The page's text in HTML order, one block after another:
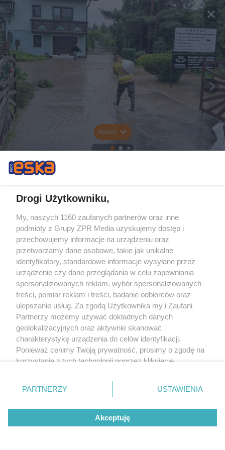
Rozwiń
Drogi Użytkowniku,
My, naszych 1160 zaufanych partnerów oraz inne
podmioty z Grupy ZPR Media uzyskujemy dostęp i
przechowujemy informacje na urządzeniu oraz
przetwarzamy dane osobowe, takie jak unikalne
identyfikatory, standardowe informacje wysyłane przez
urządzenie czy dane przeglądania w celu zapewniania
spersonalizowanych reklam, wybór spersonalizowanych
treści, pomiar reklam i treści, badanie odbiorców oraz
ulepszanie usług. Za zgodą Użytkownika my i Zaufani
Partnerzy możemy używać dokładnych danych
geolokalizacyjnych oraz aktywnie skanować
charakterystykę urządzenia do celów identyfikacji.
Ponieważ cenimy Twoją prywatność, prosimy o zgodę na
korzystanie z tych technologii poprzez kliknięcie
zmienić/wycofać klikając przycisk ustawień prywatności
znajdujący się w lewym dolnym rogu strony
rodzaje przetwarzania danych nie wymagają zgody
użytkownika, ale masz prawo sprzeciwić się takiemu
przetwarzaniu. Preferencje będą miały zastosowanie tylko
PARTNERZY USTAWIENIA
Akceptuję